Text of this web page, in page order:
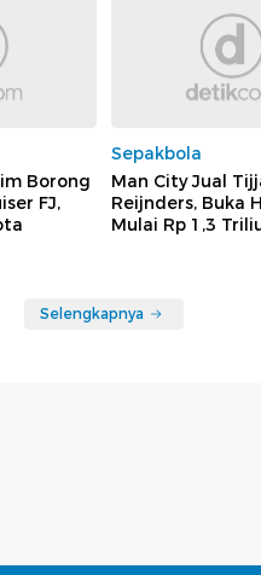
Borong
FJ,
Sepakbola
Man City Jual
Reijnders, Buka
Mulai Rp 1,3
Selengkapnya